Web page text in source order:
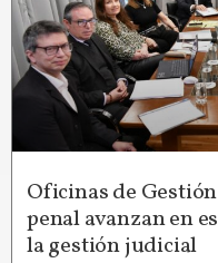
Oficinas de
penal avanzan en
la gestión judicial